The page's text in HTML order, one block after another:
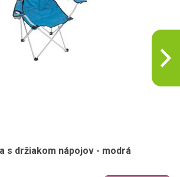
s držiakom nápojov - modrá